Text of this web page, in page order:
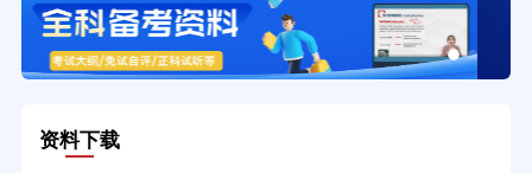
资料下载